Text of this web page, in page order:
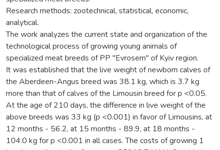
Research methods: zootechnical, statistical, economic,
analytical.
The work analyzes the current state and organization of the
technological process of growing young animals of
specialized meat breeds of PP "Evrosem" of Kyiv region.
It was established that the live weight of newborn calves of
the Aberdeen-Angus breed was 38.1 kg, which is 3.7 kg
more than that of calves of the Limousin breed for p <0.05.
At the age of 210 days, the difference in live weight of the
above breeds was 33 kg (p <0.001) in favor of Limousins, at
12 months - 56.2, at 15 months - 89.9, at 18 months -
104.0 kg for p <0.001 in all cases. The costs of growing 1